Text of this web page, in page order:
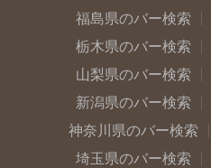
福島県のバー検索
栃木県のバー検索
山梨県のバー検索
新潟県のバー検索
神奈川県のバー検索
埼玉県のバー検索